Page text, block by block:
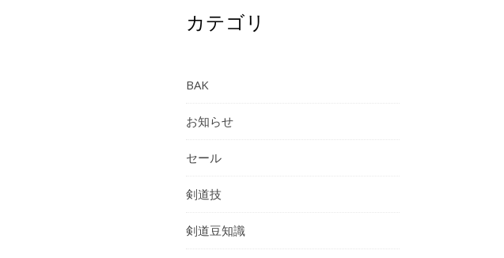
カテゴリ
BAK
お知らせ
セール
剣道技
剣道豆知識